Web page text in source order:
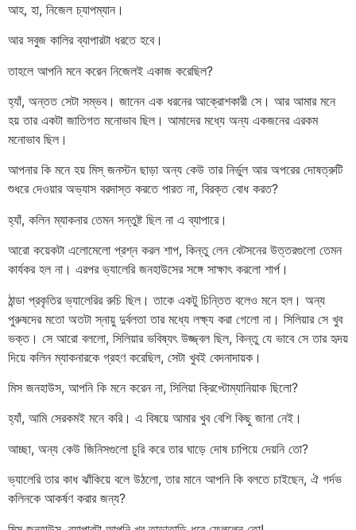
আহ, হা, নিজেল চ্যাপম্যান।
আর সবুজ কালির ব্যাপারটা ধরতে হবে।
তাহলে আপনি মনে করেন নিজেলই একাজ করেছিল?
হ্যাঁ, অন্তত সেটা সম্ভব। জানেন এক ধরনের আক্রোশকারী সে। আর আমার মনে
হয় তার একটা জাতিগত মনোভাব ছিল। আমাদের মধ্যে অন্য একজনের এরকম
মনোভাব ছিল।
আপনার কি মনে হয় মিস্ জনস্টন ছাড়া অন্য কেউ তার নির্ভুল আর অপরের দোষত্রুটি
শুধরে দেওয়ার অভ্যাস বরদাস্ত করতে পারত না, বিরক্ত বোধ করত?
হ্যাঁ, কলিন ম্যাকনার তেমন সন্তুষ্ট ছিল না এ ব্যাপারে।
আরো কয়েকটা এলোমেলো প্রশ্ন করল শাপ, কিন্তু লেন বেটসনের উত্তরগুলো তেমন
কার্যকর হল না। এরপর ভ্যালেরি জনহাউসের সঙ্গে সাক্ষাৎ করলো শার্প।
ঠান্ডা প্রকৃতির ভ্যালেরির রুচি ছিল। তাকে একটু চিন্তিত বলেও মনে হল। অন্য
পুরুষদের মতো অতটা স্নায়ু দুর্বলতা তার মধ্যে লক্ষ্য করা গেলো না। সিলিয়ার সে খুব
ভক্ত। সে আরো বললো, সিলিয়ার ভবিষ্যৎ উজ্জ্বল ছিল, কিন্তু যে ভাবে সে তার হৃদয়
দিয়ে কলিন ম্যাকনারকে গ্রহণ করেছিল, সেটা খুবই বেদনাদায়ক।
মিস জনহাউস, আপনি কি মনে করেন না, সিলিয়া ক্রিপ্টোম্যানিয়াক ছিলো?
হ্যাঁ, আমি সেরকমই মনে করি। এ বিষয়ে আমার খুব বেশি কিছু জানা নেই।
আচ্ছা, অন্য কেউ জিনিসগুলো চুরি করে তার ঘাড়ে দোষ চাপিয়ে দেয়নি তো?
ভ্যালেরি তার কাধ ঝাঁকিয়ে বলে উঠলো, তার মানে আপনি কি বলতে চাইছেন, ঐ গর্দভ
কলিনকে আকর্ষণ করার জন্য?